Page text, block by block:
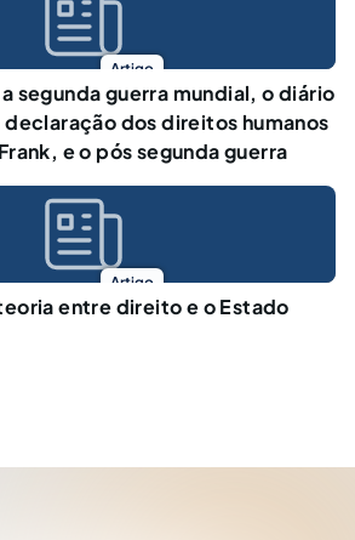
Artigo
segunda guerra mundial, o diário
declaração dos direitos humanos
e o pós segunda guerra
Artigo
entre direito e o Estado